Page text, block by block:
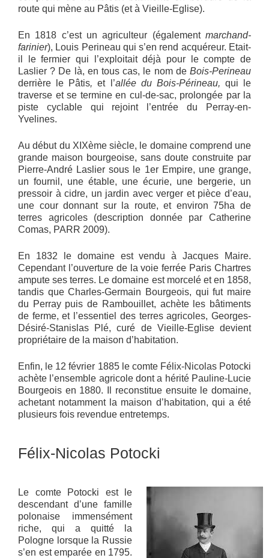
route qui mène au Pâtis (et à Vieille-Eglise).
En 1818 c’est un agriculteur (également marchand-
farinier), Louis Perineau qui s’en rend acquéreur. Etait-
il le fermier qui l’exploitait déjà pour le compte de
Laslier ? De là, en tous cas, le nom de Bois-Perineau
derrière le Pâtis,et l’allée du Bois-Périneau, qui le
traverse et se termine en cul-de-sac, prolongée par la
piste cyclable qui rejoint l’entrée du Perray-en-
Yvelines.
Au début du XIXème siècle, le domaine comprend une
grande maison bourgeoise, sans doute construite par
Pierre-André Laslier sous le 1er Empire, une grange,
un fournil, une étable, une écurie, une bergerie, un
pressoir à cidre, un jardin avec verger et pièce d’eau,
une cour donnant sur la route, et environ 75ha de
terres agricoles (description donnée par Catherine
Comas, PARR 2009).
En 1832 le domaine est vendu à Jacques Maire.
Cependant l’ouverture de la voie ferrée Paris Chartres
ampute ses terres. Le domaine est morcelé et en 1858,
tandis que Charles-Germain Bourgeois, qui fut maire
du Perray puis de Rambouillet, achète les bâtiments
de ferme, et l’essentiel des terres agricoles, Georges-
Désiré-Stanislas Plé, curé de Vieille-Eglise devient
propriétaire de la maison d’habitation.
Enfin, le 12 février 1885 le comte Félix-Nicolas Potocki
achète l’ensemble agricole dont a hérité Pauline-Lucie
Bourgeois en 1880. Il reconstitue ensuite le domaine,
achetant notamment la maison d’habitation, qui a été
plusieurs fois revendue entretemps.
Félix-Nicolas Potocki
Le comte Potocki est le
descendant d’une famille
polonaise immensément
riche, qui a quitté la
Pologne lorsque la Russie
s’en est emparée en 1795.